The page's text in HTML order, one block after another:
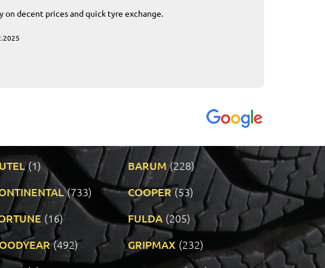
on decent prices and quick tyre exchange.
(1) BARUM (228)
(733) COOPER (53)
(16) FULDA (205)
(492) GRIPMAX (232)